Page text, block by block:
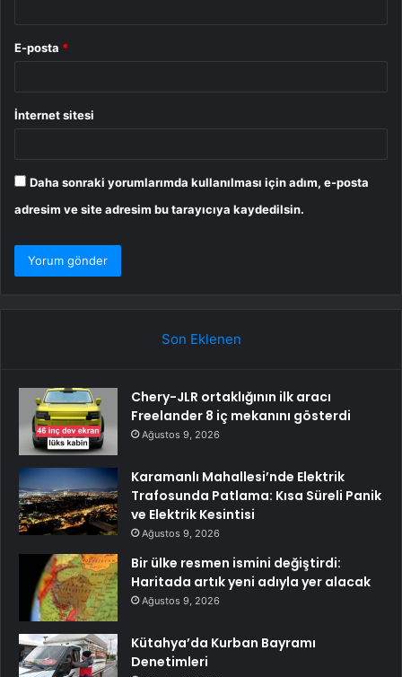
E-posta *
İnternet sitesi
Daha sonraki yorumlarımda kullanılması için adım, e-posta
adresim ve site adresim bu tarayıcıya kaydedilsin.
Son Eklenen
Chery-JLR ortaklığının ilk aracı
Freelander 8 iç mekanını gösterdi
Ağustos 9, 2026
Karamanlı Mahallesi’nde Elektrik
Trafosunda Patlama: Kısa Süreli Panik
ve Elektrik Kesintisi
Ağustos 9, 2026
Bir ülke resmen ismini değiştirdi:
Haritada artık yeni adıyla yer alacak
Ağustos 9, 2026
Kütahya’da Kurban Bayramı
Denetimleri